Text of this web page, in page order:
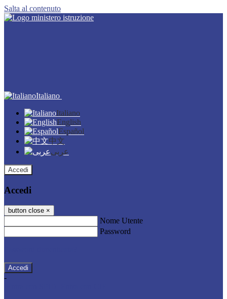
Salta al contenuto
Italiano
Italiano
English
Español
中文
عربى
Accedi
Accedi
button close ×
Nome Utente
Password
-